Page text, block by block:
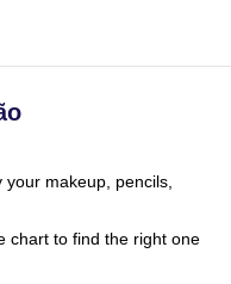
makeup, pencils,
chart to find the right one